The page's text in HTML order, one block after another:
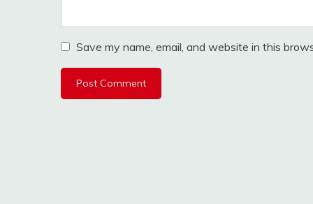
Save my name, email, and website in this